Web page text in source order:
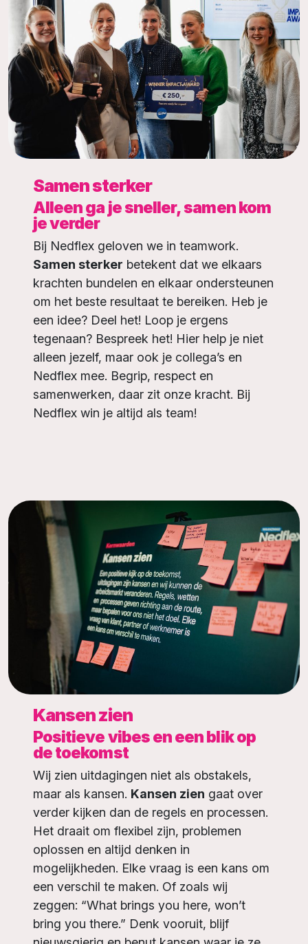
Samen sterker
Alleen ga je sneller, samen kom
je verder
Bij Nedflex geloven we in teamwork.
Samen sterker betekent dat we elkaars
krachten bundelen en elkaar ondersteunen
om het beste resultaat te bereiken. Heb je
een idee? Deel het! Loop je ergens
tegenaan? Bespreek het! Hier help je niet
alleen jezelf, maar ook je collega’s en
Nedflex mee. Begrip, respect en
samenwerken, daar zit onze kracht. Bij
Nedflex win je altijd als team!
Kansen zien
Positieve vibes en een blik op
de toekomst
Wij zien uitdagingen niet als obstakels,
maar als kansen. Kansen zien gaat over
verder kijken dan de regels en processen.
Het draait om flexibel zijn, problemen
oplossen en altijd denken in
mogelijkheden. Elke vraag is een kans om
een verschil te maken. Of zoals wij
zeggen: “What brings you here, won’t
bring you there.” Denk vooruit, blijf